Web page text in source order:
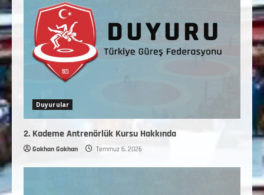
Duyurular
2. Kademe Antrenörlük Kursu Hakkında
Gokhan Gokhan Temmuz 6, 2026